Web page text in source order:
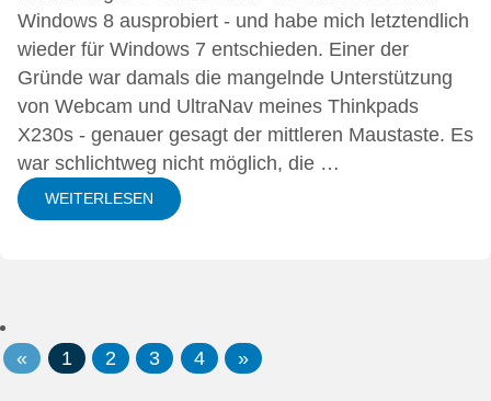
Windows 8 ausprobiert - und habe mich letztendlich
wieder für Windows 7 entschieden. Einer der
Gründe war damals die mangelnde Unterstützung
von Webcam und UltraNav meines Thinkpads
X230s - genauer gesagt der mittleren Maustaste. Es
war schlichtweg nicht möglich, die …
WEITERLESEN
« 1 2 3 4 »